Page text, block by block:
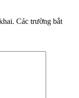
Các trường bắt